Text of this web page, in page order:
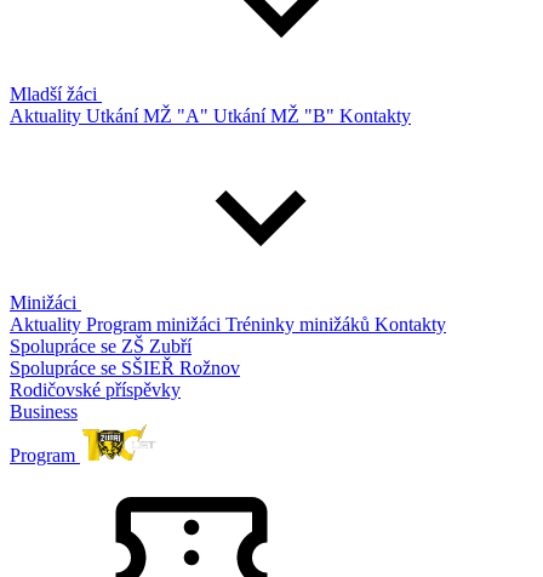
Mladší žáci
Aktuality Utkání MŽ "A" Utkání MŽ "B" Kontakty
Minižáci
Aktuality Program minižáci Tréninky minižáků Kontakty
Spolupráce se ZŠ Zubří
Spolupráce se SŠIEŘ Rožnov
Rodičovské příspěvky
Business
Program